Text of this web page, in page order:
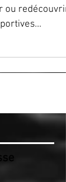
la pêche du